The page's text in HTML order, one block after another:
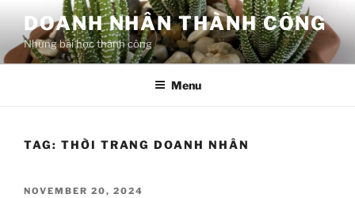
content
DOANH NHÂN THÀNH CÔNG
Những bài học thành công
Menu
TAG: THỜI TRANG DOANH NHÂN
POSTED
NOVEMBER 20, 2024